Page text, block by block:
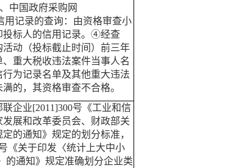
、中国政府采购网
用记录的查询：由资格审查小
投标人的信用记录。④经查
动（投标截止时间）前三年
重大税收违法案件当事人名
为记录名单及其他重大违法
的，其资格审查不合格。
企业[2011]300号《工业和信
展和改革委员会、财政部关
的通知》规定的划分标准，
《关于印发〈统计上大中小
的通知》规定准确划分企业类